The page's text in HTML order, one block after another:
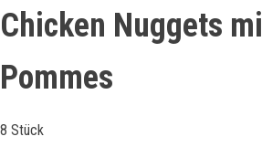
Chicken Nuggets
Pommes
8 Stück